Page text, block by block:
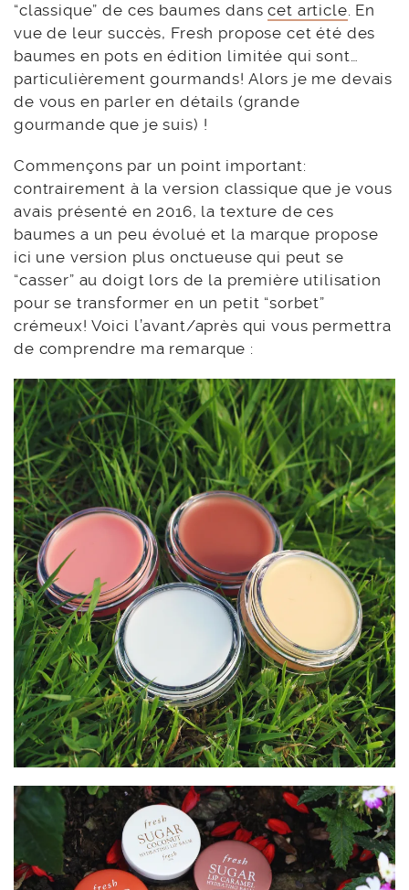
“classique” de ces baumes danscet article. En
vue de leur succès, Fresh propose cet été des
baumes en pots en édition limitée qui sont…
particulièrement gourmands! Alors je me devais
de vous en parler en détails (grande
gourmande que je suis) !
Commençons par un point important:
contrairement à la version classique que je vous
avais présenté en 2016, la texture de ces
baumes a un peu évolué et la marque propose
ici une version plus onctueuse qui peut se
“casser” au doigt lors de la première utilisation
pour se transformer en un petit “sorbet”
crémeux! Voici l’avant/après qui vous permettra
de comprendre ma remarque :